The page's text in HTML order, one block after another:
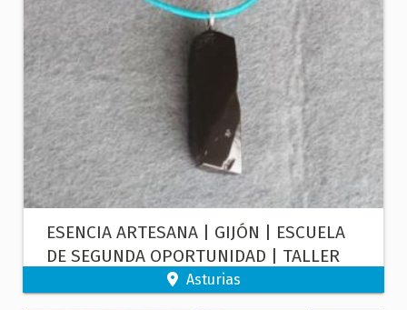
ESENCIA ARTESANA | GIJÓN | ESCUELA
DE SEGUNDA OPORTUNIDAD | TALLER
DE AZABACHE - USUARIOS DEL CENTRO
Asturias